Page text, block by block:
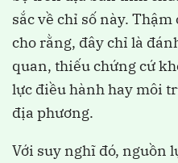
sắc về chỉ số này.
cho rằng, đây chỉ là
quan, thiếu chứng cứ
lực điều hành hay môi
địa phương.
Với suy nghĩ đó, nguồn